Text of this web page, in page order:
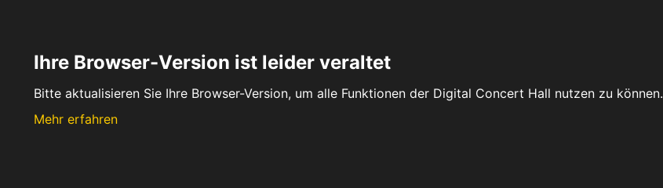
Ihre Browser-Version ist leider veraltet
Bitte aktualisieren Sie Ihre Browser-Version, um alle Funktionen der Digital Concert Hall nutzen zu können.
Mehr erfahren